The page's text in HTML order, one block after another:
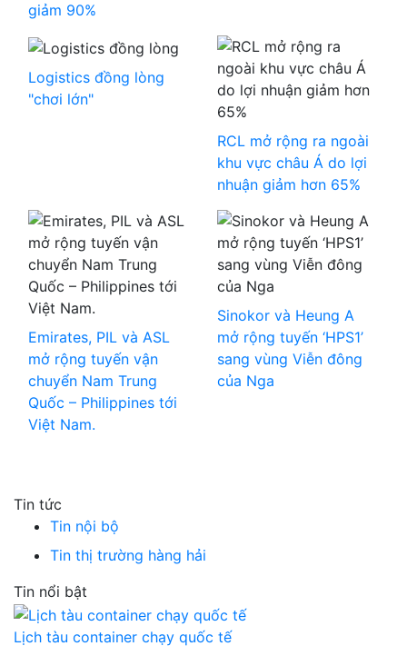
giảm 90%
Logistics đồng lòng
"chơi lớn"
RCL mở rộng ra ngoài
khu vực châu Á do lợi
nhuận giảm hơn 65%
Emirates, PIL và ASL
mở rộng tuyến vận
chuyển Nam Trung
Quốc – Philippines tới
Việt Nam.
Sinokor và Heung A
mở rộng tuyến ‘HPS1’
sang vùng Viễn đông
của Nga
Tin tức
Tin nội bộ
Tin thị trường hàng hải
Tin nổi bật
Lịch tàu container chạy quốc tế